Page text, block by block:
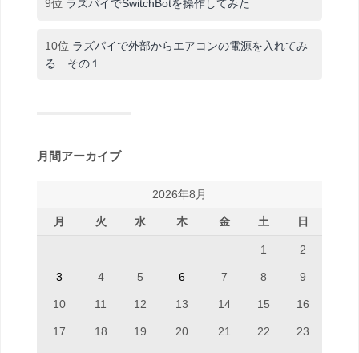
9位 ラズパイでSwitchBotを操作してみた
10位 ラズパイで外部からエアコンの電源を入れてみ
る その１
月間アーカイブ
2026年8月
月 火 水 木 金 土 日
1 2
3 4 5 6 7 8 9
10 11 12 13 14 15 16
17 18 19 20 21 22 23